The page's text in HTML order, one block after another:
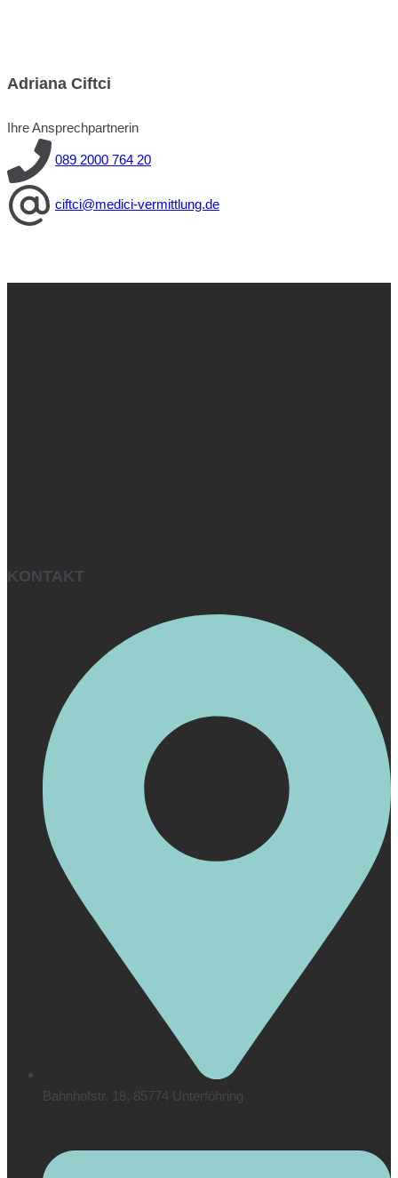
Adriana Ciftci
Ihre Ansprechpartnerin
089 2000 764 20
ciftci@medici-vermittlung.de
KONTAKT
Bahnhofstr. 18, 85774 Unterföhring